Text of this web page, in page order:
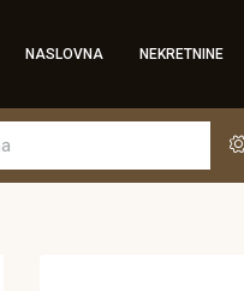
NASLOVNA NEKRETNINE